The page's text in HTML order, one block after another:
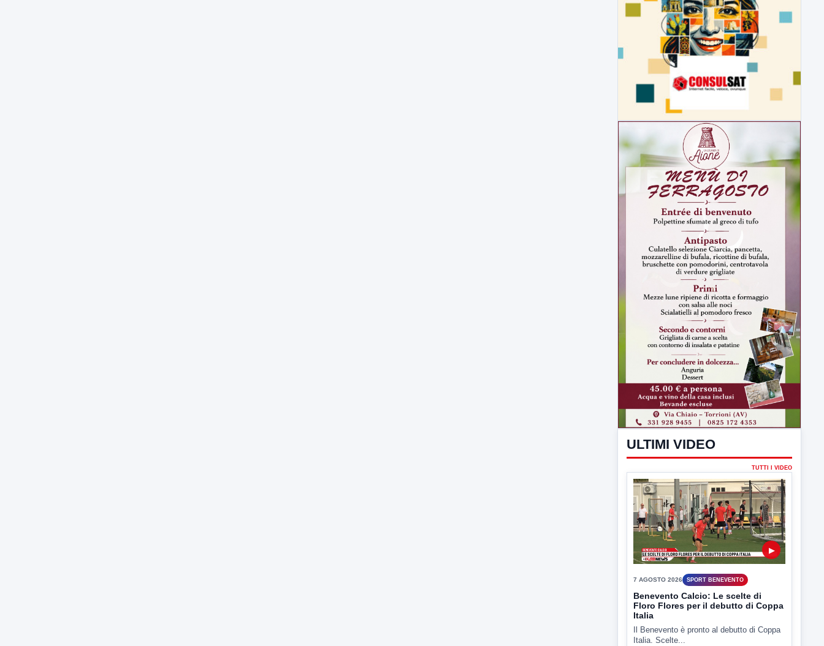
ULTIMI VIDEO
TUTTI I VIDEO
▶
7 AGOSTO 2026 SPORT BENEVENTO
Benevento Calcio: Le scelte di
Floro Flores per il debutto di Coppa
Italia
Il Benevento è pronto al debutto di Coppa
Italia. Scelte...